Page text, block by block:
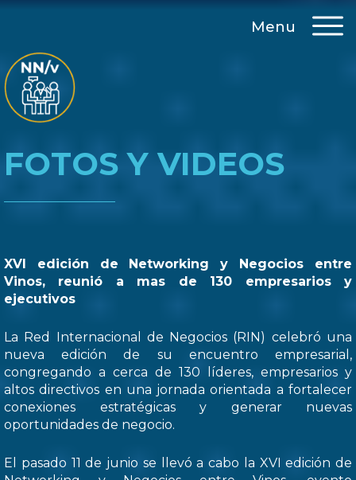
Menu
FOTOS Y VIDEOS
XVI edición de Networking y Negocios entre
Vinos, reunió a mas de 130 empresarios y
ejecutivos
La Red Internacional de Negocios (RIN) celebró una
nueva edición de su encuentro empresarial,
congregando a cerca de 130 líderes, empresarios y
altos directivos en una jornada orientada a fortalecer
conexiones estratégicas y generar nuevas
oportunidades de negocio.
El pasado 11 de junio se llevó a cabo la XVI edición de